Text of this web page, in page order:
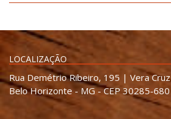
LOCALIZAÇÃO
Rua Demétrio Ribeiro, 195 | Vera Cruz
Belo Horizonte - MG - CEP 30285-680